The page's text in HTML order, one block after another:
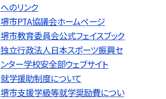
へのリンク
堺市PTA協議会ホームページ
堺市教育委員会公式フェイスブック
独立行政法人日本スポーツ振興セ
ンター学校安全部ウェブサイト
就学援助制度について
堺市支援学級等就学奨励費につい